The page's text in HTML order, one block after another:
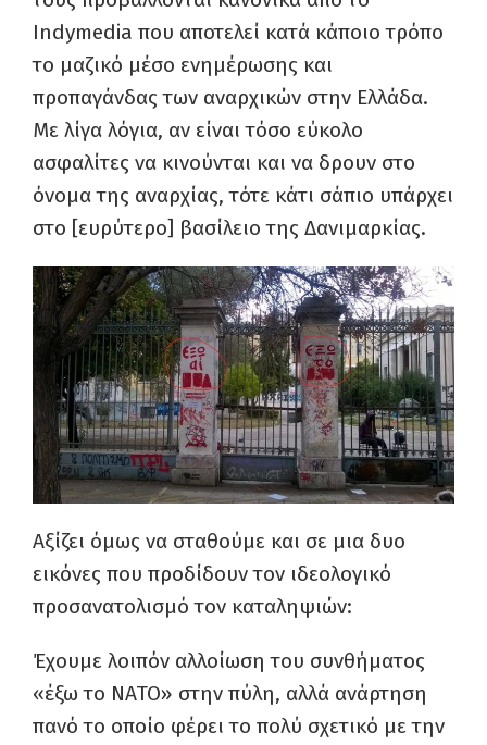
Indymedia που αποτελεί κατά κάποιο τρόπο
το μαζικό μέσο ενημέρωσης και
προπαγάνδας των αναρχικών στην Ελλάδα.
Με λίγα λόγια, αν είναι τόσο εύκολο
ασφαλίτες να κινούνται και να δρουν στο
όνομα της αναρχίας, τότε κάτι σάπιο υπάρχει
στο [ευρύτερο] βασίλειο της Δανιμαρκίας.
Αξίζει όμως να σταθούμε και σε μια δυο
εικόνες που προδίδουν τον ιδεολογικό
προσανατολισμό τον καταληψιών:
Έχουμε λοιπόν αλλοίωση του συνθήματος
«έξω το ΝΑΤΟ» στην πύλη, αλλά ανάρτηση
πανό το οποίο φέρει το πολύ σχετικό με την